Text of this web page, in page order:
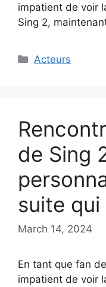
impatient de voir
Sing 2,
Categories
Acteurs
de Sing
suite
March 14, 2024
En tant que fan
impatient de voir